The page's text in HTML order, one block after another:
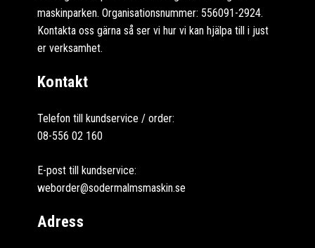
maskinparken. Organisationsnummer: 556091-2924.
Kontakta oss gärna så ser vi hur vi kan hjälpa till i just
er verksamhet.
Kontakt
Telefon till kundservice / order:
08-556 02 160
E-post till kundservice:
weborder@sodermalmsmaskin.se
Adress